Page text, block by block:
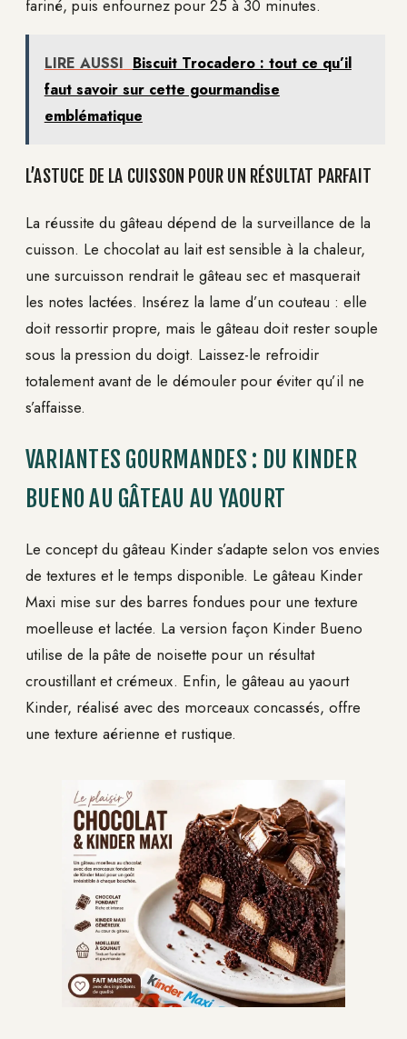
fariné, puis enfournez pour 25 à 30 minutes.
LIRE AUSSI Biscuit Trocadero : tout ce qu’il
faut savoir sur cette gourmandise
emblématique
L’ASTUCE DE LA CUISSON POUR UN RÉSULTAT PARFAIT
La réussite du gâteau dépend de la surveillance de la
cuisson. Le chocolat au lait est sensible à la chaleur,
une surcuisson rendrait le gâteau sec et masquerait
les notes lactées. Insérez la lame d’un couteau : elle
doit ressortir propre, mais le gâteau doit rester souple
sous la pression du doigt. Laissez-le refroidir
totalement avant de le démouler pour éviter qu’il ne
s’affaisse.
VARIANTES GOURMANDES : DU KINDER
BUENO AU GÂTEAU AU YAOURT
Le concept du gâteau Kinder s’adapte selon vos envies
de textures et le temps disponible. Le gâteau Kinder
Maxi mise sur des barres fondues pour une texture
moelleuse et lactée. La version façon Kinder Bueno
utilise de la pâte de noisette pour un résultat
croustillant et crémeux. Enfin, le gâteau au yaourt
Kinder, réalisé avec des morceaux concassés, offre
une texture aérienne et rustique.